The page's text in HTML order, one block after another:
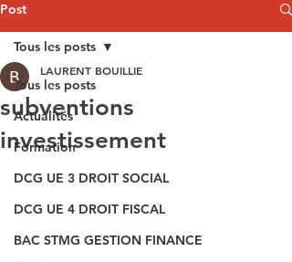
Post
Tous les posts
Actualités
Formation
DCG UE 3 DROIT SOCIAL
DCG UE 4 DROIT FISCAL
BAC STMG GESTION FINANCE
Tous les posts
subventions
investissement
LAURENT BOUILLIE